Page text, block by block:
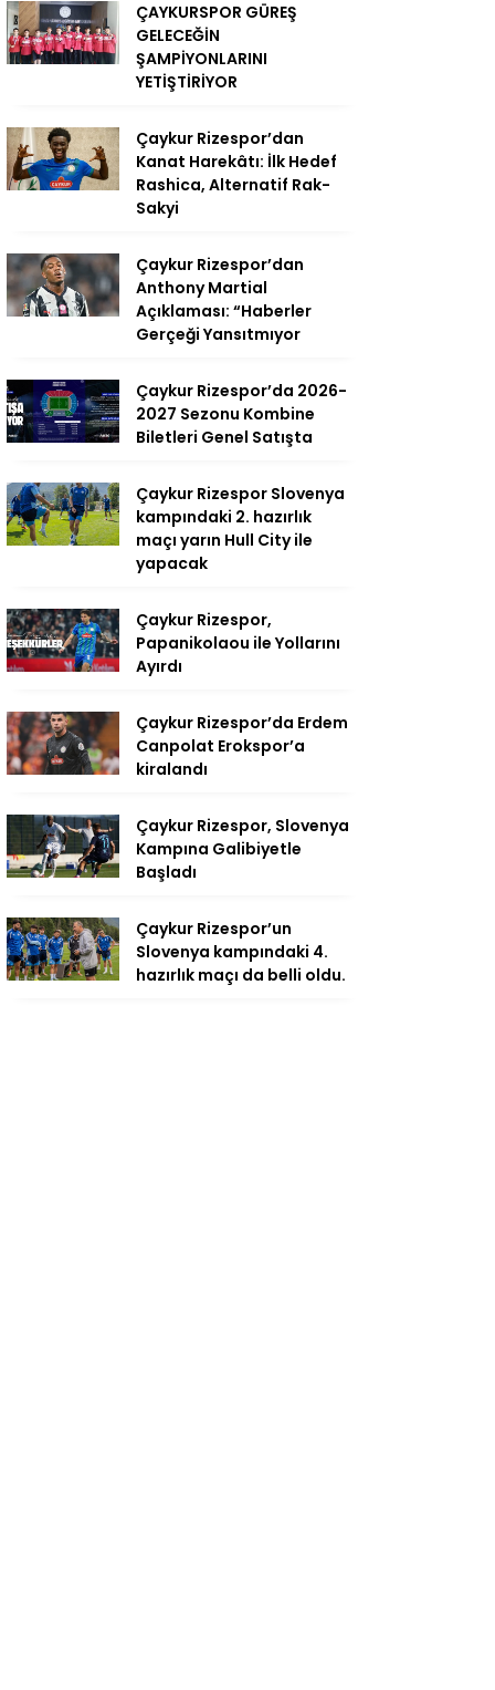
ÇAYKURSPOR GÜREŞ
GELECEĞİN
ŞAMPİYONLARINI
YETİŞTİRİYOR
Çaykur Rizespor’dan
Kanat Harekâtı: İlk Hedef
Rashica, Alternatif Rak-
Sakyi
Çaykur Rizespor’dan
Anthony Martial
Açıklaması: “Haberler
Gerçeği Yansıtmıyor
Çaykur Rizespor’da 2026-
2027 Sezonu Kombine
Biletleri Genel Satışta
Çaykur Rizespor Slovenya
kampındaki 2. hazırlık
maçı yarın Hull City ile
yapacak
Çaykur Rizespor,
Papanikolaou ile Yollarını
Ayırdı
Çaykur Rizespor’da Erdem
Canpolat Erokspor’a
kiralandı
Çaykur Rizespor, Slovenya
Kampına Galibiyetle
Başladı
Çaykur Rizespor’un
Slovenya kampındaki 4.
hazırlık maçı da belli oldu.